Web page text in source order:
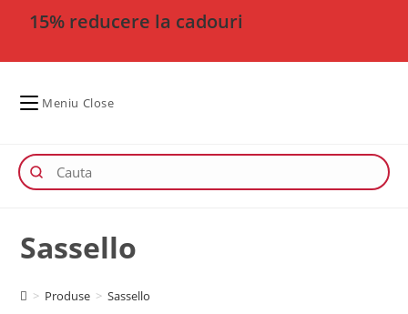
15% reducere la cadouri
Meniu Close
Sassello
> Produse > Sassello